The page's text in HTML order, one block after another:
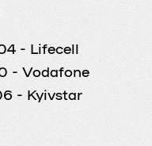
- Lifecell
- Vodafone
- Kyivstar